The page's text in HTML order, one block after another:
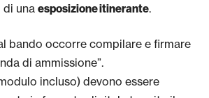
una esposizione itinerante.
bando occorre compilare e firmare
di ammissione”.
incluso) devono essere